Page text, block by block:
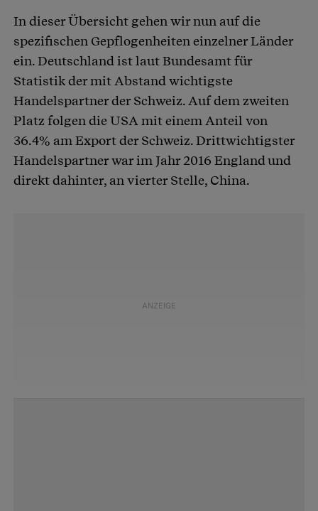
In dieser Übersicht gehen wir nun auf die
spezifischen Gepflogenheiten einzelner Länder
ein. Deutschland ist laut Bundesamt für
Statistik der mit Abstand wichtigste
Handelspartner der Schweiz. Auf dem zweiten
Platz folgen die USA mit einem Anteil von
36.4% am Export der Schweiz. Drittwichtigster
Handelspartner war im Jahr 2016 England und
direkt dahinter, an vierter Stelle, China.